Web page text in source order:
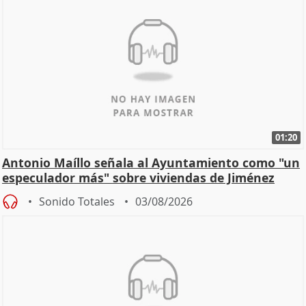
01:20
Antonio Maíllo señala al Ayuntamiento como "un
especulador más" sobre viviendas de Jiménez
Becerril
Sonido Totales 03/08/2026